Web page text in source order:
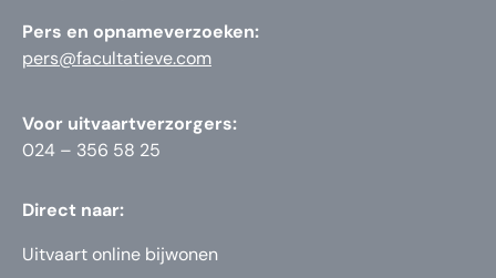
Pers en opnameverzoeken:
pers@facultatieve.com
Voor uitvaartverzorgers:
024 – 356 58 25
Direct naar:
Uitvaart online bijwonen